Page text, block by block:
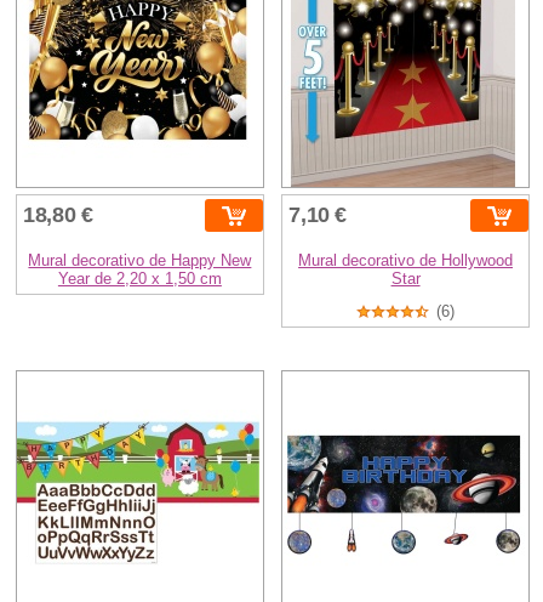
18,80 €
Mural decorativo de Happy New
Year de 2,20 x 1,50 cm
7,10 €
Mural decorativo de Hollywood
Star
(6)